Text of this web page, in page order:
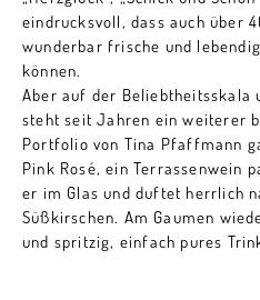
eindrucksvoll, dass auch über
wunderbar frische und
können.
Aber auf der Beliebtheitsskala
steht seit Jahren ein weiterer
Portfolio von Tina Pfaffmann
Pink Rosé, ein Terrassenwein
er im Glas und duftet herrlich
Süßkirschen. Am Gaumen
und spritzig, einfach pures